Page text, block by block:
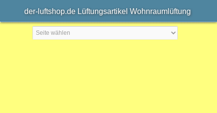
der-luftshop.de Lüftungsartikel Wohnraumlüftung